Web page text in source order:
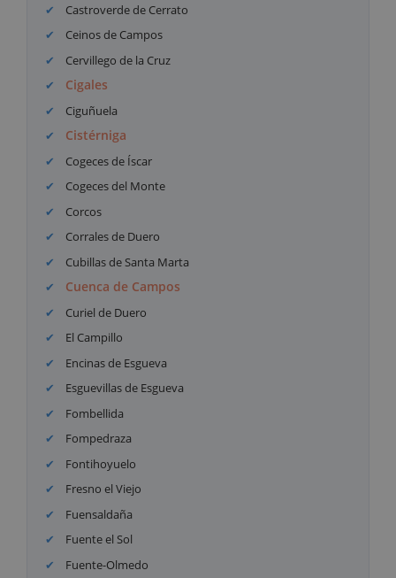
Castroverde de Cerrato
Ceinos de Campos
Cervillego de la Cruz
Cigales
Ciguñuela
Cistérniga
Cogeces de Íscar
Cogeces del Monte
Corcos
Corrales de Duero
Cubillas de Santa Marta
Cuenca de Campos
Curiel de Duero
El Campillo
Encinas de Esgueva
Esguevillas de Esgueva
Fombellida
Fompedraza
Fontihoyuelo
Fresno el Viejo
Fuensaldaña
Fuente el Sol
Fuente-Olmedo